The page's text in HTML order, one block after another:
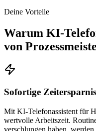
Deine Vorteile
Warum KI-
von
Sofortige Zeitersparnis
Mit KI-Telefonassistent für
wertvolle Arbeitszeit.
verschlungen haben,